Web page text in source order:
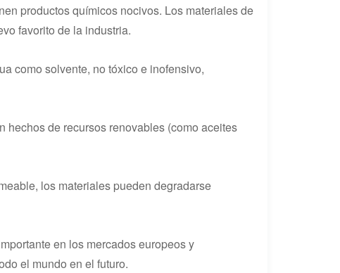
productos químicos nocivos. Los materiales de
favorito de la industria.
como solvente, no tóxico e inofensivo,
de recursos renovables (como aceites
los materiales pueden degradarse
en los mercados europeos y
el mundo en el futuro.